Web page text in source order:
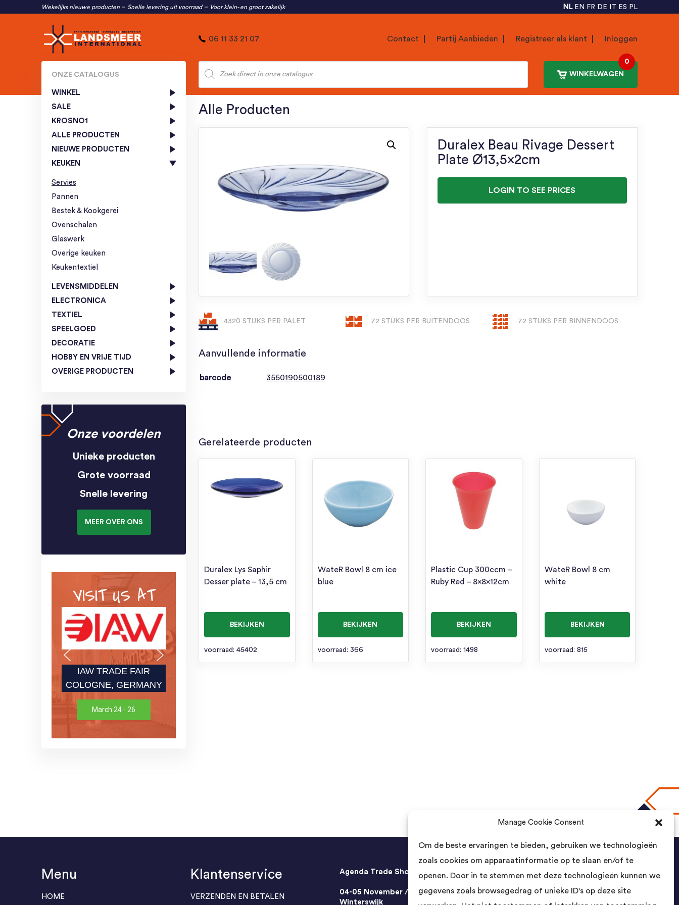
Manage Cookie Consent
Om de beste ervaringen te bieden, gebruiken we technologieën
zoals cookies om apparaatinformatie op te slaan en/of te
openen. Door in te stemmen met deze technologieën kunnen we
gegevens zoals browsegedrag of unieke ID's op deze site
Wekelijks nieuwe producten Snelle levering uit voorraad Voor klein- en groot zakelijk NL EN FR DE IT ES PL
06 11 33 21 07 Contact Partij Aanbieden Registreer als klant Inloggen
Producten
zoeken
WINKELWAGEN
0
ONZE CATALOGUS
WINKEL
SALE
KROSNO1
ALLE PRODUCTEN
NIEUWE PRODUCTEN
KEUKEN
Servies
Pannen
Bestek & Kookgerei
Ovenschalen
Glaswerk
Overige keuken
Keukentextiel
LEVENSMIDDELEN
ELECTRONICA
TEXTIEL
SPEELGOED
DECORATIE
HOBBY EN VRIJE TIJD
OVERIGE PRODUCTEN
Onze voordelen
Unieke producten
Grote voorraad
Snelle levering
MEER OVER ONS
VISIT US AT
IAW TRADE FAIR
COLOGNE, GERMANY
March 24 - 26
Alle Producten
Duralex Beau Rivage Dessert
Plate Ø13,5x2cm
LOGIN TO SEE PRICES
4320 STUKS PER PALET 72 STUKS PER BUITENDOOS 72 STUKS PER BINNENDOOS
Aanvullende informatie
barcode 3550190500189
Gerelateerde producten
Duralex Lys Saphir
Desser plate – 13,5 cm
BEKIJKEN
voorraad: 45402
WateR Bowl 8 cm ice
blue
BEKIJKEN
voorraad: 366
Plastic Cup 300ccm –
Ruby Red – 8x8x12cm
BEKIJKEN
voorraad: 1498
WateR Bowl 8 cm
white
BEKIJKEN
voorraad: 815
Menu
HOME
Klantenservice
VERZENDEN EN BETALEN
Agenda Trade Shows
04-05 November / SVG FAIR
Winterswijk
Contact
Landsmeer International B.V.